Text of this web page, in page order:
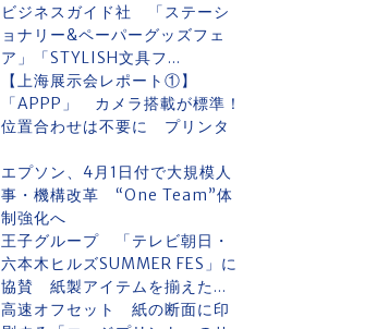
ビジネスガイド社 「ステーシ
ョナリー&ペーパーグッズフェ
ア」「STYLISH文具フ...
【上海展示会レポート①】
「APPP」 カメラ搭載が標準！
位置合わせは不要に プリンタ
エプソン、4月1日付で大規模人
事・機構改革 “One Team”体
制強化へ
王子グループ 「テレビ朝日・
六本木ヒルズSUMMER FES」に
協賛 紙製アイテムを揃えた...
高速オフセット 紙の断面に印